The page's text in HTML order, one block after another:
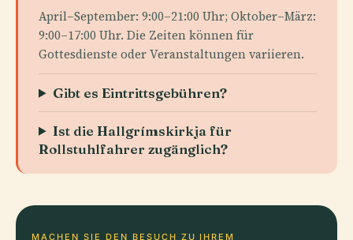
April–September: 9:00–21:00 Uhr; Oktober–März:
9:00–17:00 Uhr. Die Zeiten können für
Gottesdienste oder Veranstaltungen variieren.
Gibt es Eintrittsgebühren?
Ist die Hallgrímskirkja für
Rollstuhlfahrer zugänglich?
MACHEN SIE DEN BESUCH ZU IHREM